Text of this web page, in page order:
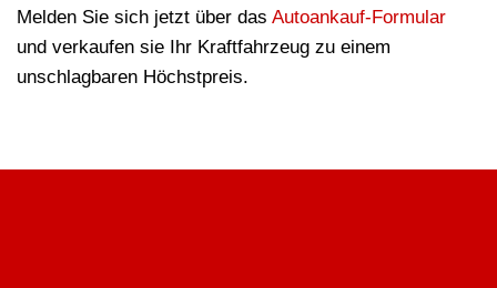
Melden Sie sich jetzt über das Autoankauf-Formular
und verkaufen sie Ihr Kraftfahrzeug zu einem
unschlagbaren Höchstpreis.